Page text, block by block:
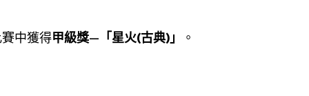
中獲得甲級獎— 「星火(古典)」 。